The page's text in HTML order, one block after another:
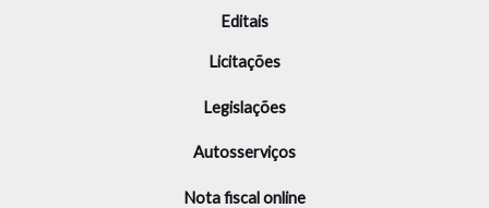
Editais
Licitações
Legislações
Autosserviços
Nota fiscal online